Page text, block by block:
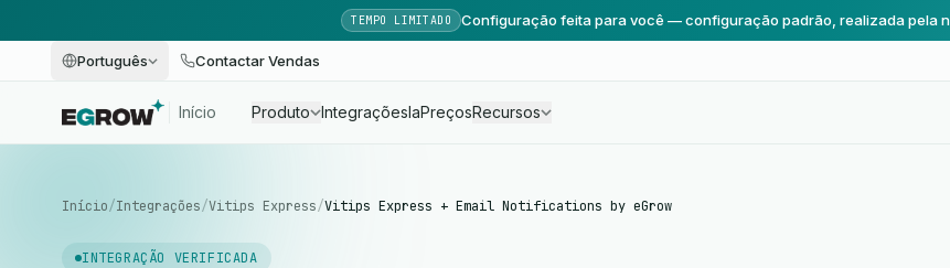
TEMPO LIMITADO Configuração feita para você — configuração padrão, realizada pela
Português Contactar Vendas
Início Produto IntegraçõesIaPreçosRecursos
Início/Integrações/Vitips Express/Vitips Express + Email Notifications by eGrow
INTEGRAÇÃO VERIFICADA